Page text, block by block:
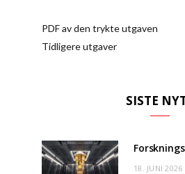
PDF av den trykte utgaven
Tidligere utgaver
SISTE
18. JUNI 2026